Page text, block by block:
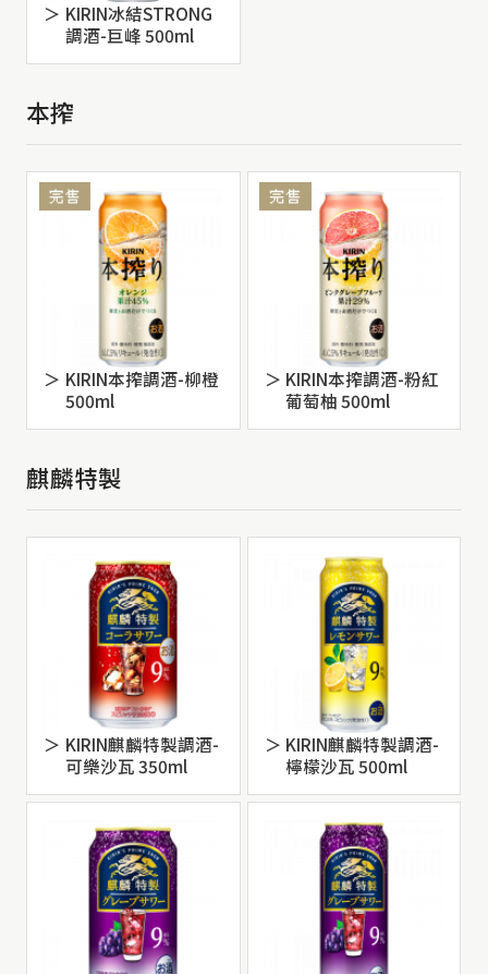
KIRIN冰結STRONG
調酒-巨峰 500ml
本搾
KIRIN本搾調酒-柳橙
500ml
KIRIN本搾調酒-粉紅
葡萄柚 500ml
麒麟特製
KIRIN麒麟特製調酒-
可樂沙瓦 350ml
KIRIN麒麟特製調酒-
檸檬沙瓦 500ml